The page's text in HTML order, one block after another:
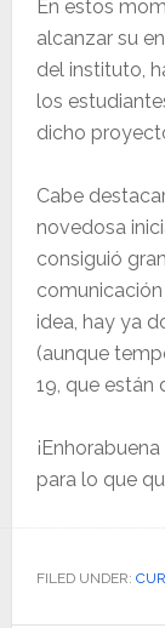
En estos
alcanzar su
del instituto,
los
dicho
Cabe
novedosa
consiguió
idea, hay ya
(aunque
19, que están
para lo que
FILED UNDER: